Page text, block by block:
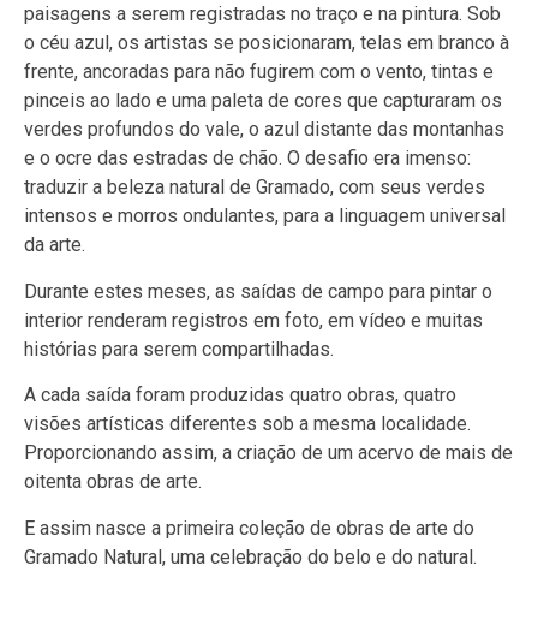
paisagens a serem registradas no traço e na pintura. Sob
o céu azul, os artistas se posicionaram, telas em branco à
frente, ancoradas para não fugirem com o vento, tintas e
pinceis ao lado e uma paleta de cores que capturaram os
verdes profundos do vale, o azul distante das montanhas
e o ocre das estradas de chão. O desafio era imenso:
traduzir a beleza natural de Gramado, com seus verdes
intensos e morros ondulantes, para a linguagem universal
da arte.
Durante estes meses, as saídas de campo para pintar o
interior renderam registros em foto, em vídeo e muitas
histórias para serem compartilhadas.
A cada saída foram produzidas quatro obras, quatro
visões artísticas diferentes sob a mesma localidade.
Proporcionando assim, a criação de um acervo de mais de
oitenta obras de arte.
E assim nasce a primeira coleção de obras de arte do
Gramado Natural, uma celebração do belo e do natural.